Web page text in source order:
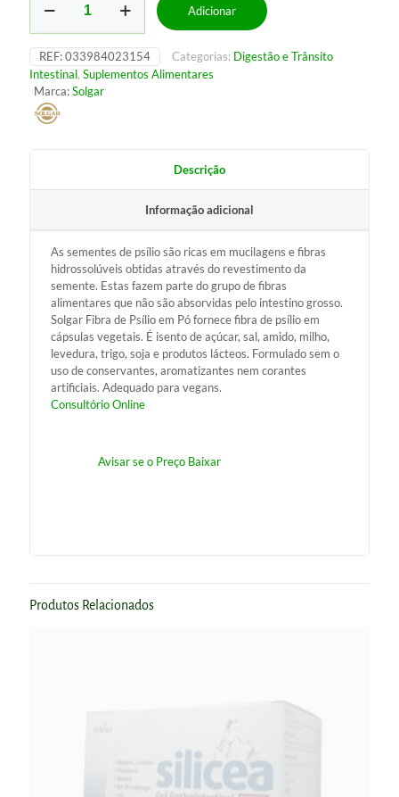
Husks
Fiber
500
mg
Adicionar
REF:033984023154 Categorias: Digestão e Trânsito
Intestinal, Suplementos Alimentares
Marca:Solgar
Descrição
Informação adicional
As sementes de psílio são ricas em mucilagens e fibras
hidrossolúveis obtidas através do revestimento da
semente. Estas fazem parte do grupo de fibras
alimentares que não são absorvidas pelo intestino grosso.
Solgar Fibra de Psílio em Pó fornece fibra de psílio em
cápsulas vegetais. É isento de açúcar, sal, amido, milho,
levedura, trigo, soja e produtos lácteos. Formulado sem o
uso de conservantes, aromatizantes nem corantes
artificiais. Adequado para vegans.
Consultório Online
Avisar se o Preço Baixar
Produtos Relacionados